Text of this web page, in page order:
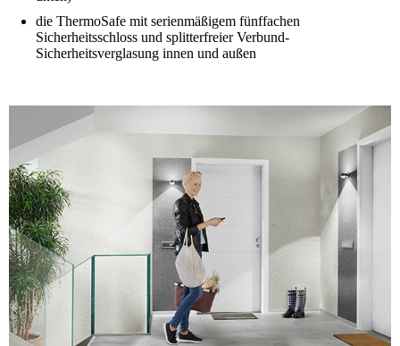
die ThermoSafe mit serienmäßigem fünffachen
Sicherheitsschloss und splitterfreier Verbund-
Sicherheitsverglasung innen und außen